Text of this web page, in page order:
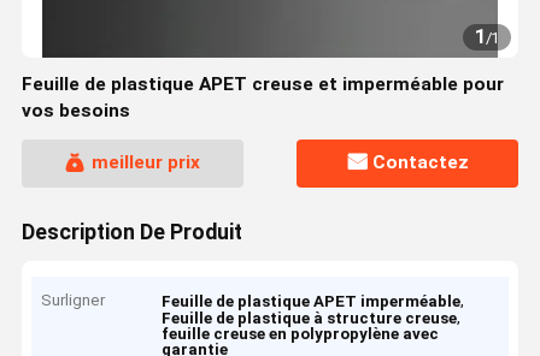
1/1
Feuille de plastique APET creuse et imperméable pour
vos besoins
meilleur prix Contactez
Description De Produit
Surligner Feuille de plastique APET imperméable,
Feuille de plastique à structure creuse,
feuille creuse en polypropylène avec
garantie